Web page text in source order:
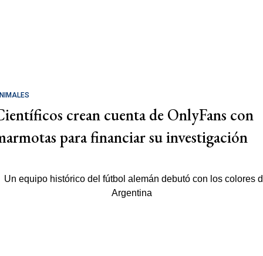
crean cuenta de OnlyFans con
para financiar su investigación